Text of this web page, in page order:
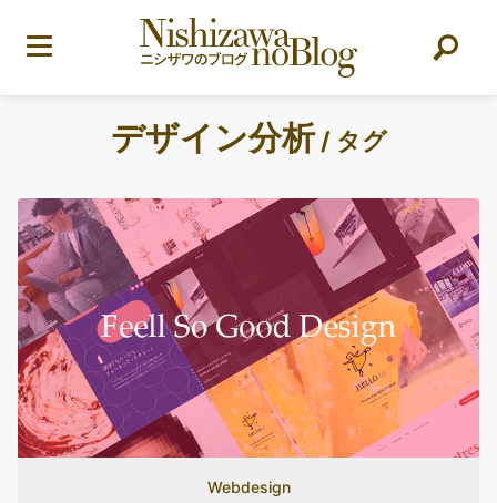
デザイン分析/ タグ
Webdesign